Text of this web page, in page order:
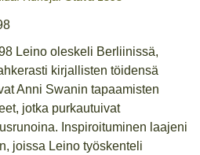
Leino oleskeli Berliinissä,
kirjallisten töidensä
Anni Swanin tapaamisten
jotka purkautuivat
Inspiroituminen laajeni
joissa Leino työskenteli